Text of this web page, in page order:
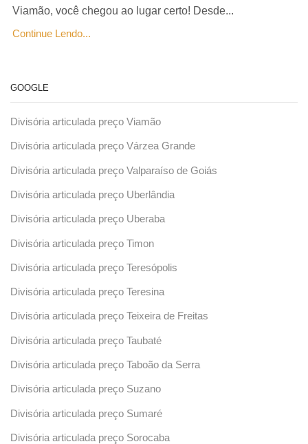
Viamão, você chegou ao lugar certo! Desde...
Continue Lendo...
GOOGLE
Divisória articulada preço Viamão
Divisória articulada preço Várzea Grande
Divisória articulada preço Valparaíso de Goiás
Divisória articulada preço Uberlândia
Divisória articulada preço Uberaba
Divisória articulada preço Timon
Divisória articulada preço Teresópolis
Divisória articulada preço Teresina
Divisória articulada preço Teixeira de Freitas
Divisória articulada preço Taubaté
Divisória articulada preço Taboão da Serra
Divisória articulada preço Suzano
Divisória articulada preço Sumaré
Divisória articulada preço Sorocaba